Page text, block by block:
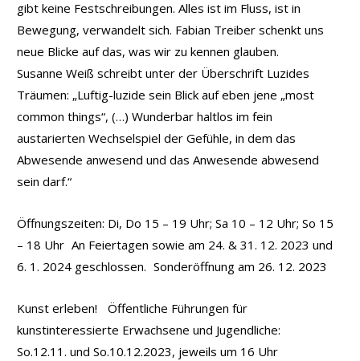
gibt keine Festschreibungen. Alles ist im Fluss, ist in
Bewegung, verwandelt sich. Fabian Treiber schenkt uns
neue Blicke auf das, was wir zu kennen glauben.
Susanne Weiß schreibt unter der Überschrift Luzides
Träumen: „Luftig-luzide sein Blick auf eben jene „most
common things“, (…) Wunderbar haltlos im fein
austarierten Wechselspiel der Gefühle, in dem das
Abwesende anwesend und das Anwesende abwesend
sein darf.“
Öffnungszeiten: Di, Do 15 – 19 Uhr; Sa 10 – 12 Uhr; So 15
– 18 Uhr An Feiertagen sowie am 24. & 31. 12. 2023 und
6. 1. 2024 geschlossen. Sonderöffnung am 26. 12. 2023
Kunst erleben! Öffentliche Führungen für
kunstinteressierte Erwachsene und Jugendliche:
So.12.11. und So.10.12.2023, jeweils um 16 Uhr